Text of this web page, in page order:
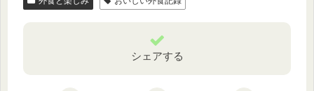
シェアする